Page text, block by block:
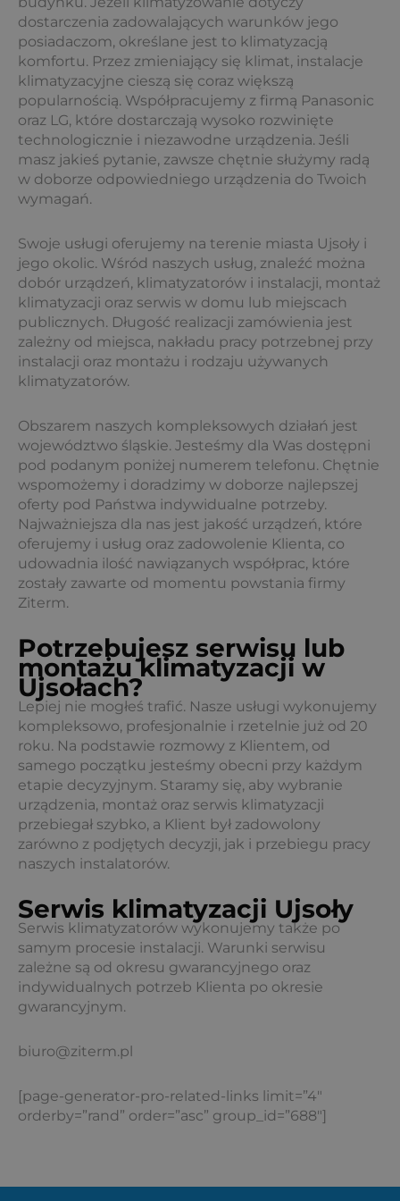
dostarczenia zadowalających warunków jego
posiadaczom, określane jest to klimatyzacją
komfortu. Przez zmieniający się klimat, instalacje
klimatyzacyjne cieszą się coraz większą
popularnością. Współpracujemy z firmą Panasonic
oraz LG, które dostarczają wysoko rozwinięte
technologicznie i niezawodne urządzenia. Jeśli
masz jakieś pytanie, zawsze chętnie służymy radą
w doborze odpowiedniego urządzenia do Twoich
wymagań.
Swoje usługi oferujemy na terenie miasta Ujsoły i
jego okolic. Wśród naszych usług, znaleźć można
dobór urządzeń, klimatyzatorów i instalacji, montaż
klimatyzacji oraz serwis w domu lub miejscach
publicznych. Długość realizacji zamówienia jest
zależny od miejsca, nakładu pracy potrzebnej przy
instalacji oraz montażu i rodzaju używanych
klimatyzatorów.
Obszarem naszych kompleksowych działań jest
województwo śląskie. Jesteśmy dla Was dostępni
pod podanym poniżej numerem telefonu. Chętnie
wspomożemy i doradzimy w doborze najlepszej
oferty pod Państwa indywidualne potrzeby.
Najważniejsza dla nas jest jakość urządzeń, które
oferujemy i usług oraz zadowolenie Klienta, co
udowadnia ilość nawiązanych współprac, które
zostały zawarte od momentu powstania firmy
Ziterm.
Potrzebujesz serwisu lub
montażu klimatyzacji w
Ujsołach?
Lepiej nie mogłeś trafić. Nasze usługi wykonujemy
kompleksowo, profesjonalnie i rzetelnie już od 20
roku. Na podstawie rozmowy z Klientem, od
samego początku jesteśmy obecni przy każdym
etapie decyzyjnym. Staramy się, aby wybranie
urządzenia, montaż oraz serwis klimatyzacji
przebiegał szybko, a Klient był zadowolony
zarówno z podjętych decyzji, jak i przebiegu pracy
naszych instalatorów.
Serwis klimatyzacji Ujsoły
Serwis klimatyzatorów wykonujemy także po
samym procesie instalacji. Warunki serwisu
zależne są od okresu gwarancyjnego oraz
indywidualnych potrzeb Klienta po okresie
gwarancyjnym.
biuro@ziterm.pl
[page-generator-pro-related-links limit=”4″
orderby=”rand” order=”asc” group_id=”688″]